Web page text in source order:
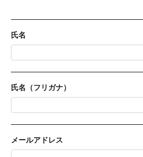
止等の申出等につきましては、以下
いますようお願い致します。
LINKPILLAR 1 SOUTH 17階
TEL ：03-6302-0050 (受付時間
6. 本サイトにおける個人情報の管理
氏名
氏名（フリガナ）
メールアドレス